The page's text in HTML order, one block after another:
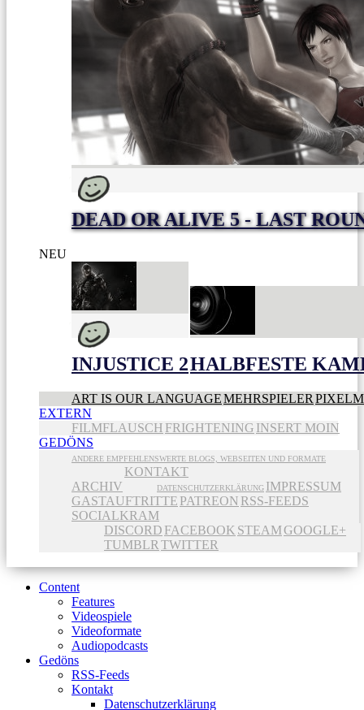
DEAD OR ALIVE 5 - LAST
NEU
INJUSTICE 2HALBFESTE
ART IS OUR LANGUAGEMEHRSPIELER
EXTERN
FILMFLAUSCH FRIGHTENING INSERT MOIN
GEDÖNS
ANDERE EMPFEHLENSWERTE BLOGS, WEBSEITEN UND FORMATE
ARCHIV
KONTAKT
DATENSCHUTZERKLÄRUNG IMPRESSUM
GASTAUFTRITTE PATREON RSS-FEEDS
SOCIALKRAM
DISCORD FACEBOOK STEAMGOOGLE+
TUMBLR TWITTER
Content
Features
Videospiele
Videoformate
Audiopodcasts
Gedöns
RSS-Feeds
Kontakt
Datenschutzerklärung